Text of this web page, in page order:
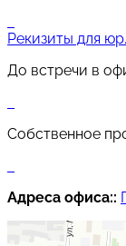
Рекизиты для
До встречи в
Собственное
Адреса офиса::